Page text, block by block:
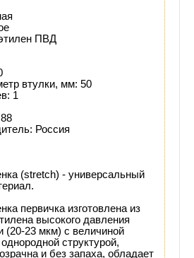
ПВД
втулки, мм: 50
1
Россия
(stretch) - универсальный
первичка изготовлена из
высокого давления
(20-23 мкм) с величиной
структурой,
и без запаха, обладает